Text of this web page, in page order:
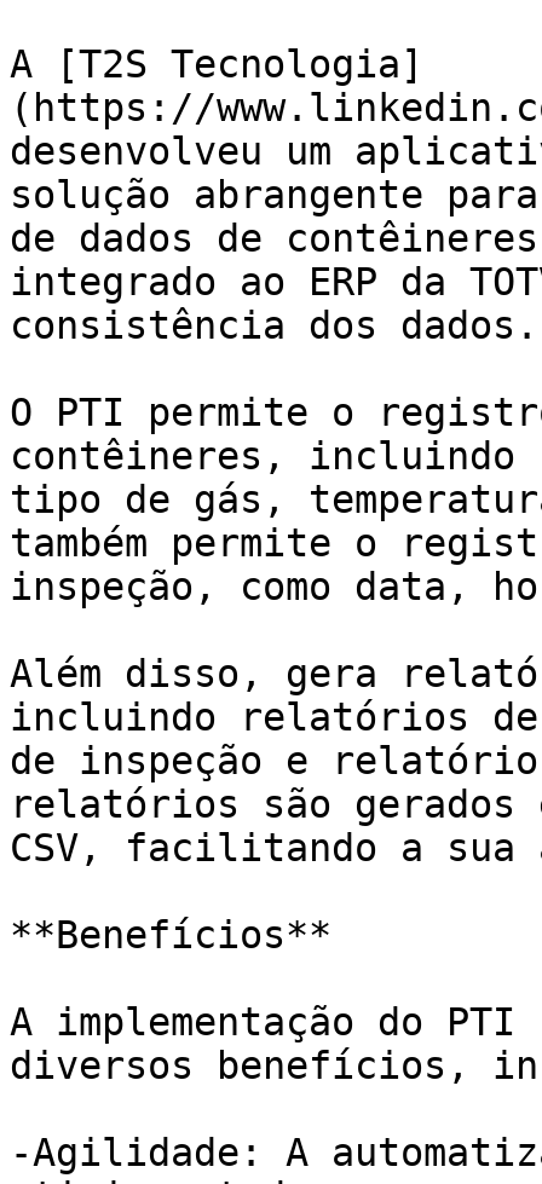
A [T2S Tecnologia]
(https://
desenvolveu um
solução abrangente
de dados de
integrado ao ERP da
consistência dos dados.
O PTI permite o
contêineres, incluindo
tipo de gás,
também permite o
inspeção, como data,
Além disso, gera
incluindo relatórios de
de inspeção e
relatórios são gerados
CSV, facilitando a
**Benefícios**
A implementação do
diversos benefícios,
-Agilidade: A